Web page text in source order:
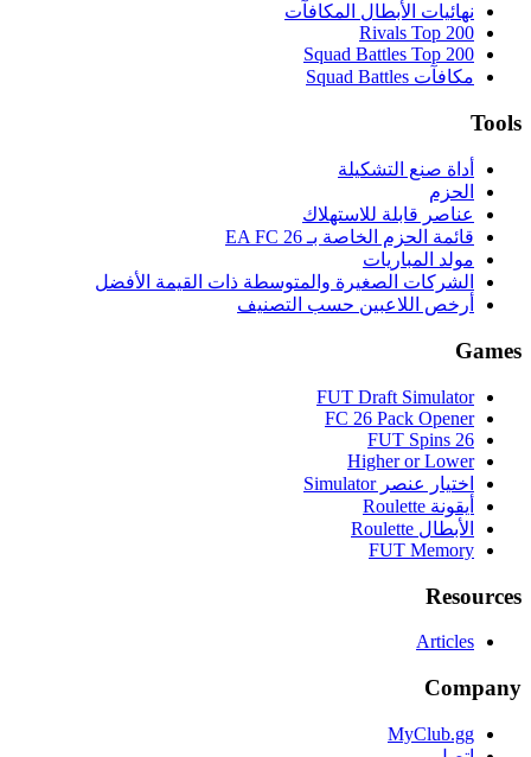
نهائيات الأبطال المكافآت
Rivals Top 200
Squad Battles Top 200
مكافآت Squad Battles
Tools
أداة صنع التشكيلة
الحزم
عناصر قابلة للاستهلاك
قائمة الحزم الخاصة بـ EA FC 26
مولد المباريات
الشركات الصغيرة والمتوسطة ذات القيمة الأفضل
أرخص اللاعبين حسب التصنيف
Games
FUT Draft Simulator
FC 26 Pack Opener
FUT Spins 26
Higher or Lower
اختيار عنصر Simulator
أيقونة Roulette
الأبطال Roulette
FUT Memory
Resources
Articles
Company
MyClub.gg